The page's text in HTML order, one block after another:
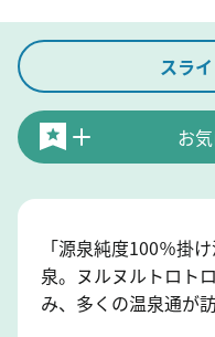
スラ
お
「源泉純度100％掛
泉。ヌルヌルトロト
み、多くの温泉通が